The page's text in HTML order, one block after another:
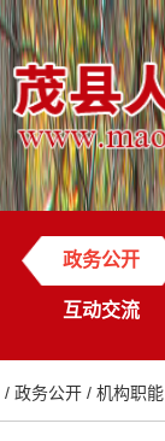
政务公开
互动交流
/政务公开 /机构职能